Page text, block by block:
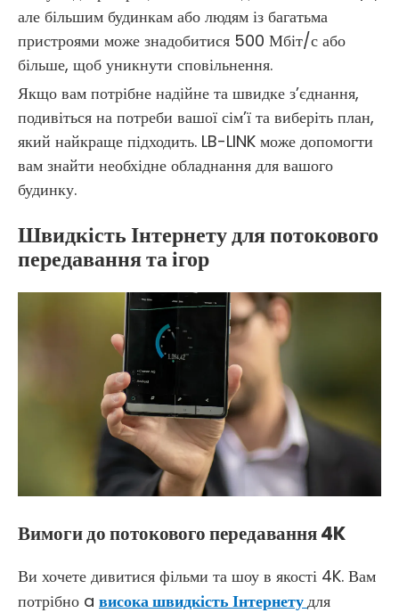
але більшим будинкам або людям із багатьма
пристроями може знадобитися 500 Мбіт/с або
більше, щоб уникнути сповільнення.
Якщо вам потрібне надійне та швидке з’єднання,
подивіться на потреби вашої сім’ї та виберіть план,
який найкраще підходить. LB-LINK може допомогти
вам знайти необхідне обладнання для вашого
будинку.
Швидкість Інтернету для потокового
передавання та ігор
Вимоги до потокового передавання 4K
Ви хочете дивитися фільми та шоу в якості 4K. Вам
потрібно a висока швидкість Інтернетудля